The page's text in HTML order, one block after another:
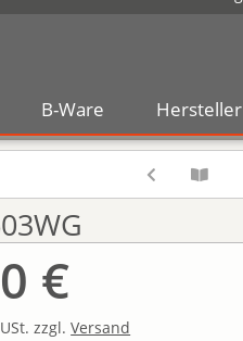
B-Ware Hersteller
€
zzgl.Versand